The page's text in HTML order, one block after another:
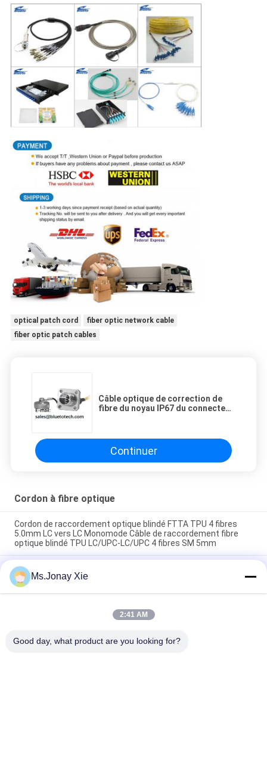
optical patch cord
fiber optic network cable
fiber optic patch cables
Câble optique de correction de
fibre du noyau IP67 du connecteur
Continuer
Cordon à fibre optique
Cordon de raccordement optique blindé FTTA TPU 4 fibres
5.0mm LC vers LC Monomode Câble de raccordement fibre
optique blindé TPU LC/UPC-LC/UPC 4 fibres SM 5mm
Cordon de brassage fibre optique blindé extérieur 8 cœurs LC
vers LC 6,0 mm Monomode avec tambour en plastique Câble
de raccordement fibre optique 8 fibres LC/UPC-LC/UPC Bobine
de câble en plastique
MPO à LC uniboot 8core OM3 câble de patch en fibre optique
Ms.Jonay Xie
2:41 AM
Good day, what product are you looking for?